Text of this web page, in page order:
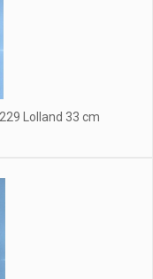
Lolland 33 cm